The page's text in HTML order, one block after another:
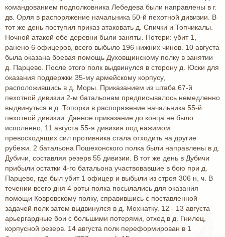
командованием подполковника Лебедева были направлены в г.
дв. Орля в распоряжение начальника 50-й пехотной дивизии. В
тот же день поступил приказ атаковать д. Спички и Топчикалы.
Ночной атакой обе деревни были заняты. Потери: убит 1,
ранено 6 офицеров, всего выбыло 196 нижних чинов. 10 августа
была оказана боевая помощь Духовщинскому полку в занятии
д. Парцево. После этого полк выдвинулся в сторону д. Юски для
оказания поддержки 35-му армейскому корпусу,
расположившись в д. Моры. Приказанием из штаба 67-й
пехотной дивизии 2-м батальонам предписывалось немедленно
выдвинуться в д. Топорки в распоряжение начальника 55-й
пехотной дивизии. Данное приказание до конца не было
исполнено, 11 августа 55-я дивизия под нажимом
превосходящих сил противника стала отходить на другие
рубежи. 2 батальона Пошехонского полка были направлены в д.
Дубичи, составляя резерв 55 дивизии. В тот же день в Дубичи
прибыли остатки 4-го батальона участвовавшие в бою при д.
Парцево, где был убит 1 офицер и выбыли из строя 306 н. ч. В
течении всего дня 4 роты полка посылались для оказания
помощи Ковровскому полку, справившись с поставленной
задачей полк затем выдвинулся в д. Мохнатку. 12 - 13 августа
арьергардные бои с большими потерями, отход в д. Гнилец,
корпусной резерв. 14 августа полк переформирован в 1